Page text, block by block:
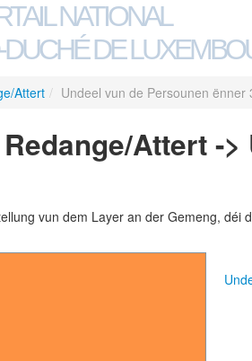
NATIONAL
DE
Attert / Undeel vun de Persounen ënner
Attert -
vun dem Layer an der Gemeng,